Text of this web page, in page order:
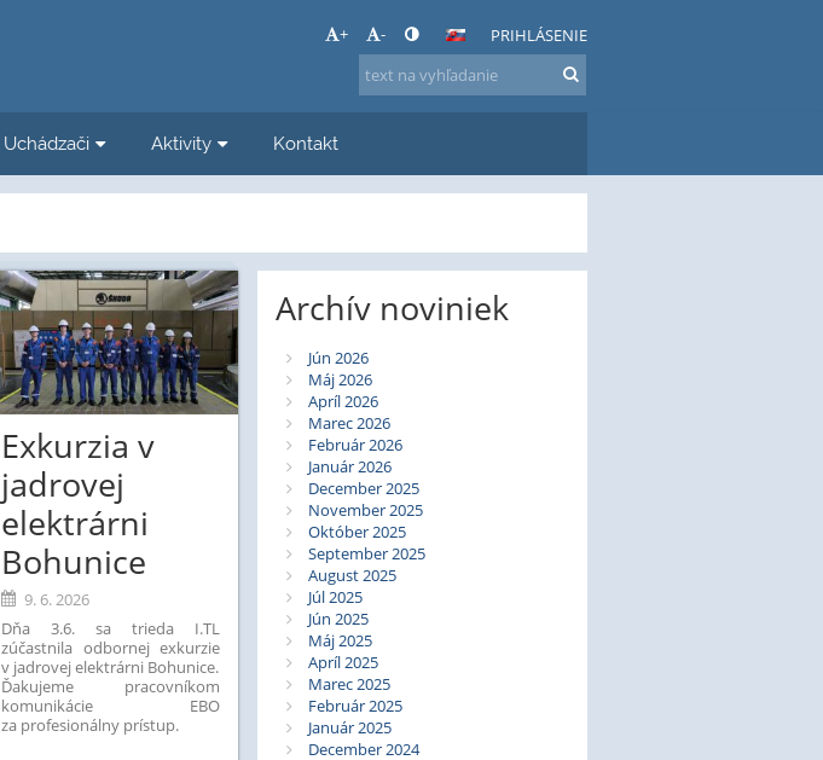
+ - PRIHLÁSENIE
Uchádzači Aktivity Kontakt
Exkurzia v
jadrovej
elektrárni
Bohunice
9. 6. 2026
Dňa 3.6. sa trieda I.TL
zúčastnila odbornej exkurzie
v jadrovej elektrárni Bohunice.
Ďakujeme pracovníkom
komunikácie EBO
za profesionálny prístup.
Archív noviniek
Jún 2026
Máj 2026
Apríl 2026
Marec 2026
Február 2026
Január 2026
December 2025
November 2025
Október 2025
September 2025
August 2025
Júl 2025
Jún 2025
Máj 2025
Apríl 2025
Marec 2025
Február 2025
Január 2025
December 2024